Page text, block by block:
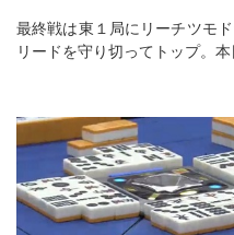
最終戦は東１局にリーチツモ
リードを守り切ってトップ。本